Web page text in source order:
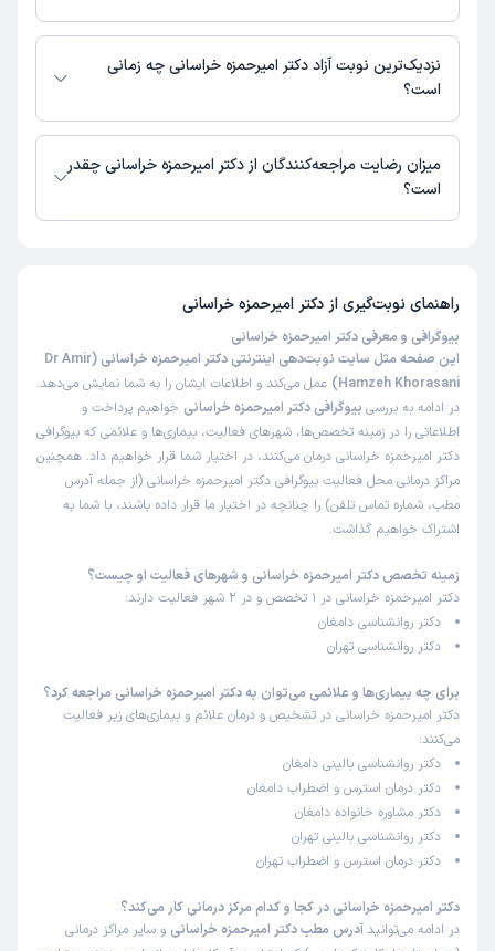
در حال حاضر اطلاعاتی درباره ارائه ویزیت آنلاین توسط دکتر امیرحمزه خراسانی
در دسترس نیست. برای دریافت اطلاعات دقیق‌تر، لطفاً با مطب تماس بگیرید.
نزدیک‌ترین نوبت آزاد دکتر امیرحمزه خراسانی چه زمانی
است؟
زمان نوبت‌دهی و پذیرش بیماران با هماهنگی مطب مشخص می‌شود.
میزان رضایت مراجعه‌کنندگان از دکتر امیرحمزه خراسانی چقدر
است؟
راهنمای نوبت‌گیری از دکتر امیرحمزه خراسانی
بیوگرافی و معرفی دکتر امیرحمزه خراسانی
این صفحه مثل سایت نوبت‌دهی اینترنتی دکتر امیرحمزه خراسانی (Dr Amir
Hamzeh Khorasani)
عمل می‌کند و اطلاعات ایشان را به شما نمایش می‌دهد.
در ادامه به بررسی بیوگرافی دکتر امیرحمزه خراسانی خواهیم پرداخت و
اطلاعاتی را در زمینه تخصص‌ها، شهرهای فعالیت، بیماری‌ها و علائمی که بیوگرافی
دکتر امیرحمزه خراسانی درمان می‌کنند، در اختیار شما قرار خواهیم داد. همچنین
مراکز درمانی محل فعالیت بیوگرافی دکتر امیرحمزه خراسانی (از جمله آدرس
مطب، شماره تماس تلفن) را چنانچه در اختیار ما قرار داده باشند، با شما به
اشتراک خواهیم گذاشت.
زمینه تخصص دکتر امیرحمزه خراسانی و شهرهای فعالیت او چیست؟
دکتر امیرحمزه خراسانی در 1 تخصص و در 2 شهر فعالیت دارند:
دکتر روانشناسی دامغان
دکتر روانشناسی تهران
برای چه بیماری‌ها و علائمی می‌توان به دکتر امیرحمزه خراسانی مراجعه کرد؟
دکتر امیرحمزه خراسانی در تشخیص و درمان علائم و بیماری‌های زیر فعالیت
می‌کنند:
دکتر روانشناسی بالینی دامغان
دکتر درمان استرس و اضطراب دامغان
دکتر مشاوره خانواده دامغان
دکتر روانشناسی بالینی تهران
دکتر درمان استرس و اضطراب تهران
دکتر امیرحمزه خراسانی در کجا و کدام مرکز درمانی کار می‌کند؟
در ادامه می‌توانید آدرس مطب دکتر امیرحمزه خراسانی و سایر مراکز درمانی